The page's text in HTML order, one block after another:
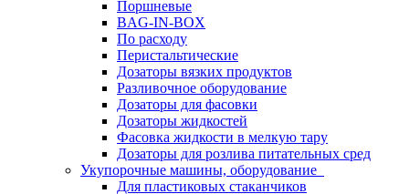
Поршневые
BAG-IN-BOX
По расходу
Перистальтические
Дозаторы вязких продуктов
Разливочное оборудование
Дозаторы для фасовки
Дозаторы жидкостей
Фасовка жидкости в мелкую тару
Дозаторы для розлива питательных сред
Укупорочные машины, оборудование
Для пластиковых стаканчиков